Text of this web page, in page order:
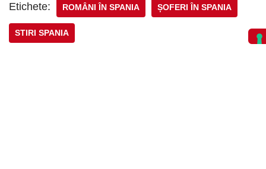
Etichete: ROMÂNI ÎN SPANIA ȘOFERI ÎN SPANIA
STIRI SPANIA